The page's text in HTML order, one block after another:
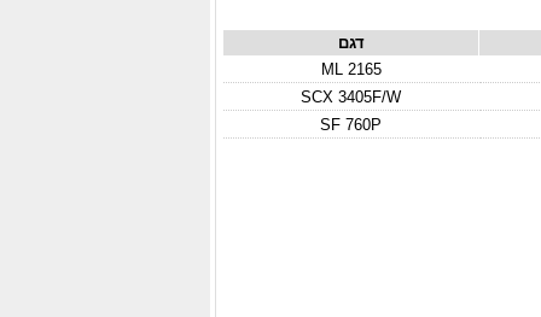
דגם
ML 2165
SCX 3405F/W
SF 760P